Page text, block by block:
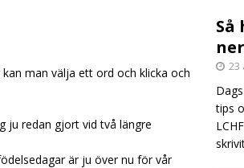
man välja ett ord och klicka och
ju redan gjort vid två längre
är ju över nu för vår
Så
23
tips